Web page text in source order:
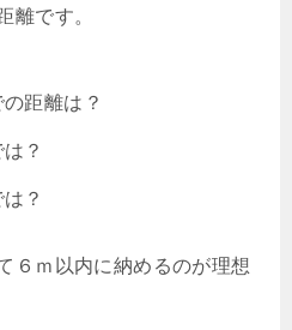
離です。
距離は？
？
？
６ｍ以内に納めるのが理想